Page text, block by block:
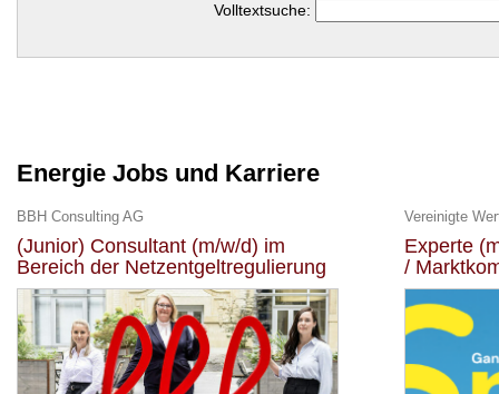
Volltextsuche:
Energie Jobs und Karriere
BBH Consulting AG
(Junior) Consultant (m/w/d) im
Bereich der Netzentgeltregulierung
Vereinigte
Experte
/